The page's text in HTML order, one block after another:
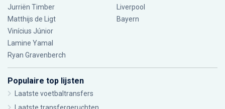
Jurriën Timber
Matthijs de Ligt
Vinícius Júnior
Lamine Yamal
Ryan Gravenberch
Liverpool
Bayern
Populaire top lijsten
Laatste voetbaltransfers